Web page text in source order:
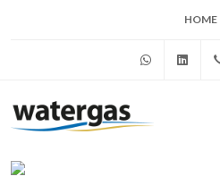
HOME